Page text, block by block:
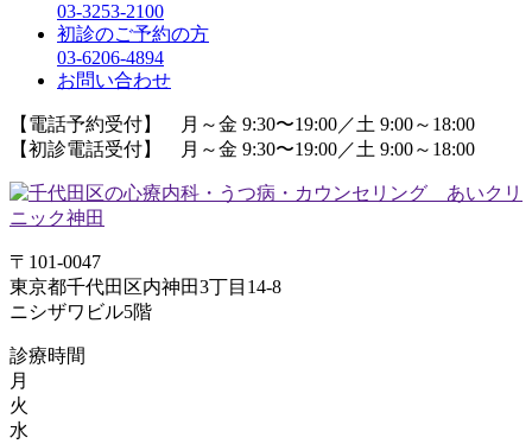
03-3253-2100
初診のご予約の方
03-6206-4894
お問い合わせ
【電話予約受付】 月～金 9:30〜19:00／土 9:00～18:00
【初診電話受付】 月～金 9:30〜19:00／土 9:00～18:00
〒101-0047
東京都千代田区内神田3丁目14-8
ニシザワビル5階
診療時間
月
火
水